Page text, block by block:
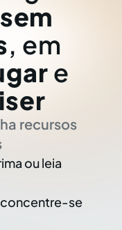
sem
, em
e
recursos
ou leia
se